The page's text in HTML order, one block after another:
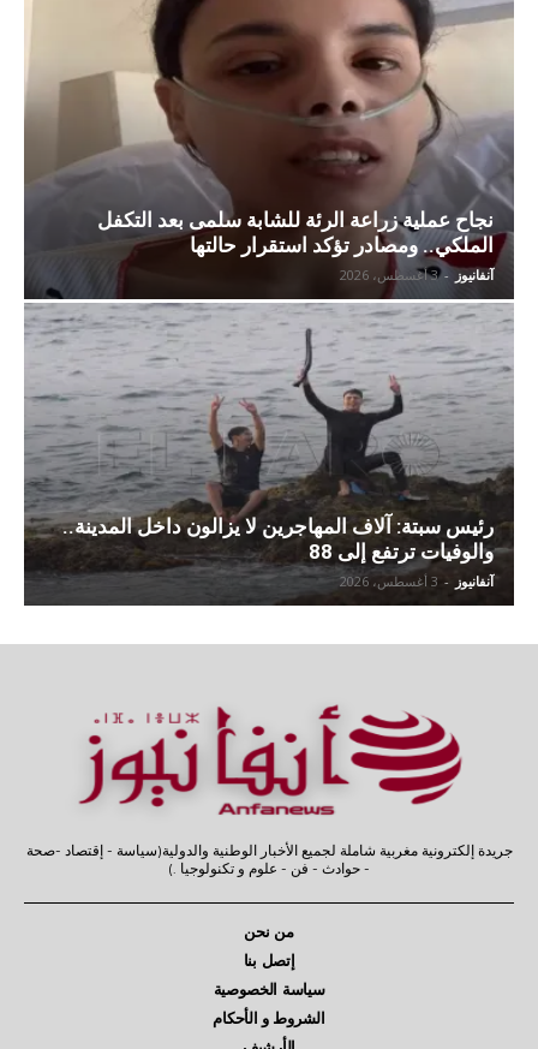
نجاح عملية زراعة الرئة للشابة سلمى بعد التكفل
الملكي.. ومصادر تؤكد استقرار حالتها
آنفانيوز - 3 أغسطس، 2026
رئيس سبتة: آلاف المهاجرين لا يزالون داخل المدينة..
والوفيات ترتفع إلى 88
آنفانيوز - 3 أغسطس، 2026
جريدة إلكترونية مغربية شاملة لجميع الأخبار الوطنية والدولية(سياسة - إقتصاد -صحة
- حوادث - فن - علوم و تكنولوجيا .)
من نحن
إتصل بنا
سياسة الخصوصية
الشروط و الأحكام